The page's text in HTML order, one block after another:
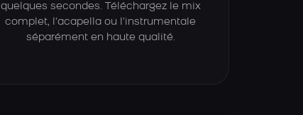
quelques secondes. Téléchargez le mix
complet, l’acapella ou l’instrumentale
séparément en haute qualité.